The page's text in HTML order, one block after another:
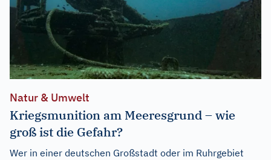
Natur & Umwelt
Kriegsmunition am Meeresgrund – wie
groß ist die Gefahr?
Wer in einer deutschen Großstadt oder im Ruhrgebiet